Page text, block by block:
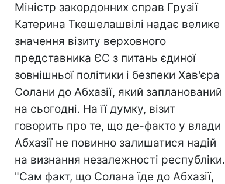
Міністр закордонних справ Грузії
Катерина Ткешелашвілі надає велике
значення візиту верховного
представника ЄС з питань єдиної
зовнішньої політики і безпеки Хав'єра
Солани до Абхазії, який запланований
на сьогодні. На її думку, візит
говорить про те, що де-факто у влади
Абхазії не повинно залишатися надій
на визнання незалежності республіки.
"Сам факт, що Солана їде до Абхазії,